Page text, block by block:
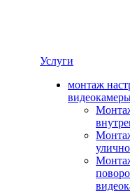
Услуги
монтаж